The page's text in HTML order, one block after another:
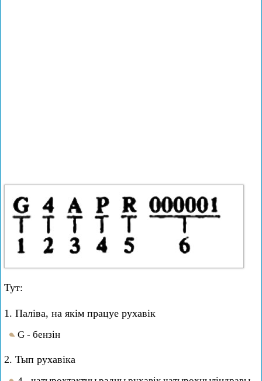
Тут:
1. Паліва, на якім працуе рухавік
G - бензін
2. Тып рухавіка